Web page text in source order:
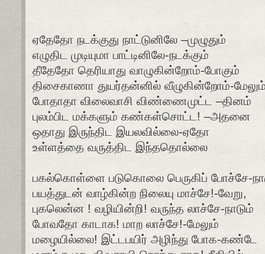
ஏதேதோ நடக்குது நாட்டுனிலே –முழுதும்
எழுதிட முடியுமா பாட்டினிலே-நடக்கும்
தீதேதோ தெரியாது வாழுகின்றோம்-போகும்
திசைகாணா துயர்தன்னில் வீழுகின்றோம்-
போதாதா விலைவாசி விண்ணைமுட்ட –தினம்
புலம்பிட மக்களும் கண்கள்சொட்ட! –அதனை
ஒதாது இருந்திட இயலவில்லை-ஏதோ
உள்ளத்தை வருத்திட இந்ததொல்லை
பகல்கொள்ளை படுகொலை பெருகிப் போச்சே-
பயத்துடன் வாழ்கின்ற நிலையு மாச்சே!-வேறு,
புகலென்ன ! வழியின்றி! வருந்த லாச்சே-நாடும்
போவதோ காடாக! மாற லாச்சே!-மேலும்
மழையில்லை! இட்டபயிர் அழிந்து போக-கண்டே